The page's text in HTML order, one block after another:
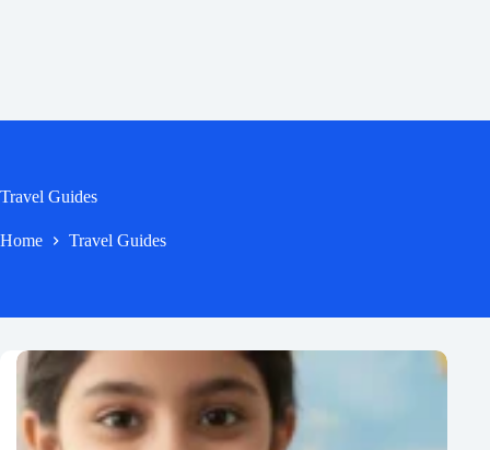
Travel Guides
Home Travel Guides